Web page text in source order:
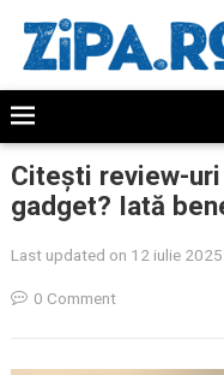
Citești review-
gadget? Iată
Last updated on 12 iulie 2025
0 Comment